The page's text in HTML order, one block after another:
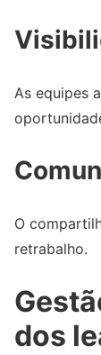
As equipes
O
retrabalho.
dos